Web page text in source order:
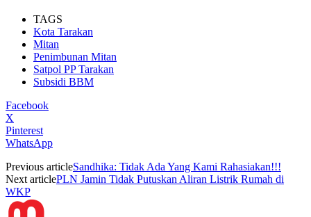
TAGS
Kota Tarakan
Mitan
Penimbunan Mitan
Satpol PP Tarakan
Subsidi BBM
Facebook
X
Pinterest
WhatsApp
Previous articleSandhika: Tidak Ada Yang Kami Rahasiakan!!!
Next articlePLN Jamin Tidak Putuskan Aliran Listrik Rumah di
WKP